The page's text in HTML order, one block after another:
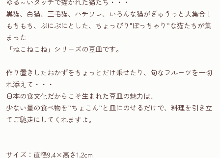
黒猫、白猫、三毛猫、ハチワレ、いろんな猫がぎゅうっと大集合！
もちもち、ぷにぷにとした、ちょっぴり"ぽっちゃり”な猫たちが集
まった
「ねこねこね」シリーズの豆皿です。
作り置きしたおかずをちょっとだけ乗せたり、旬なフルーツを一切
れ添えて・・・
日本の食文化だからこそ生まれた豆皿の魅力は、
少ない量の食べ物を”ちょこん”と皿にのせるだけで、料理を引き立
てご馳走にしてくれますよ。
サイズ：直径9.4×高さ1.2cm